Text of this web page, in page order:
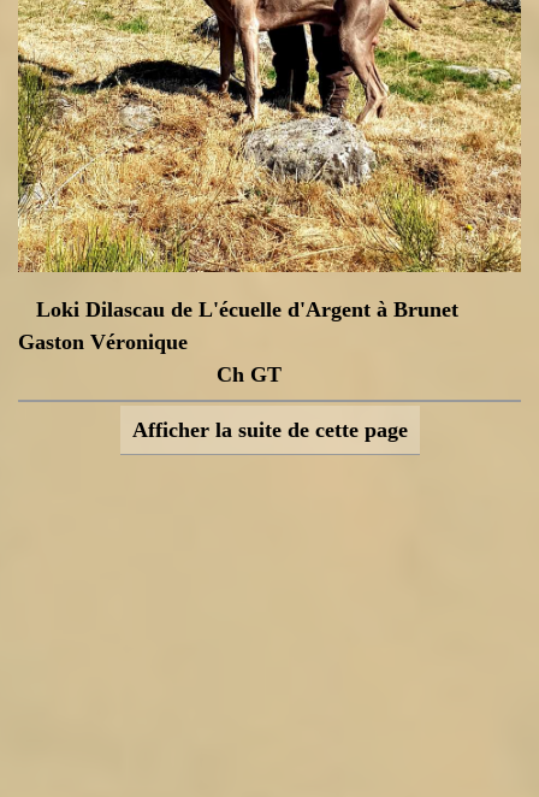
Loki Dilascau de L'écuelle d'Argent à Brunet
Gaston Véronique
Ch GT
Afficher la suite de cette page